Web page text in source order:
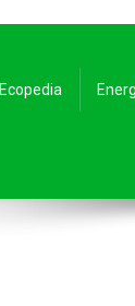
Ecopedia